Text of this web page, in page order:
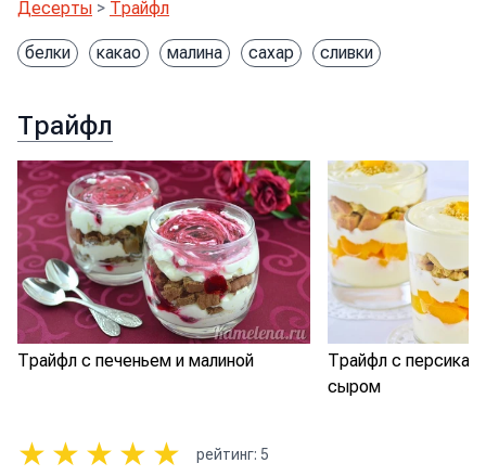
Десерты > Трайфл
белки какао малина сахар сливки
Трайфл
Трайфл с печеньем и малиной
Трайфл с
сыром
★ ★ ★ ★ ★ рейтинг: 5